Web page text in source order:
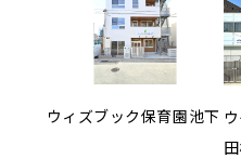
ウィズブック保育園池下